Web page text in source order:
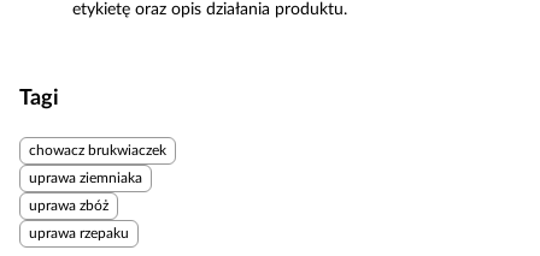
etykietę oraz opis działania produktu.
Tagi
chowacz brukwiaczek
uprawa ziemniaka
uprawa zbóż
uprawa rzepaku